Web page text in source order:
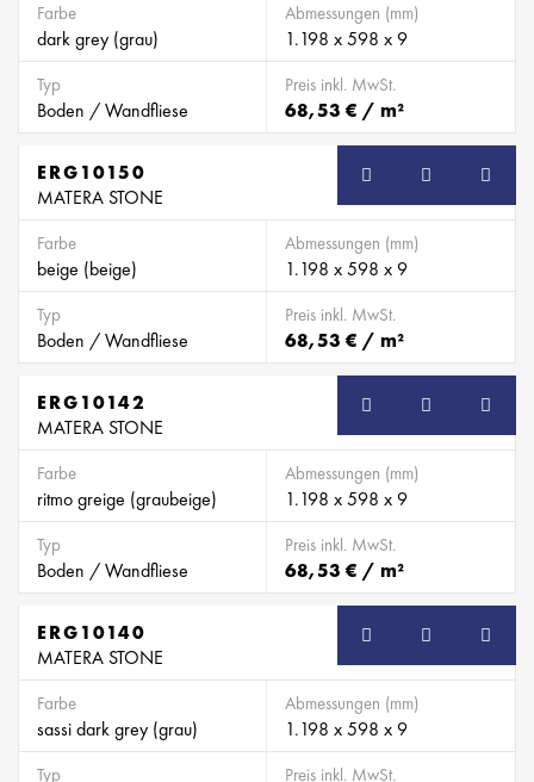
Farbe
dark grey (grau)
Abmessungen (mm)
1.198 x 598 x 9
Typ
Boden / Wandfliese
Preis inkl. MwSt.
68,53 € / m²
ERG10150
MATERA STONE
Farbe
beige (beige)
Abmessungen (mm)
1.198 x 598 x 9
Typ
Boden / Wandfliese
Preis inkl. MwSt.
68,53 € / m²
ERG10142
MATERA STONE
Farbe
ritmo greige (graubeige)
Abmessungen (mm)
1.198 x 598 x 9
Typ
Boden / Wandfliese
Preis inkl. MwSt.
68,53 € / m²
ERG10140
MATERA STONE
Farbe
sassi dark grey (grau)
Abmessungen (mm)
1.198 x 598 x 9
Typ Preis inkl. MwSt.